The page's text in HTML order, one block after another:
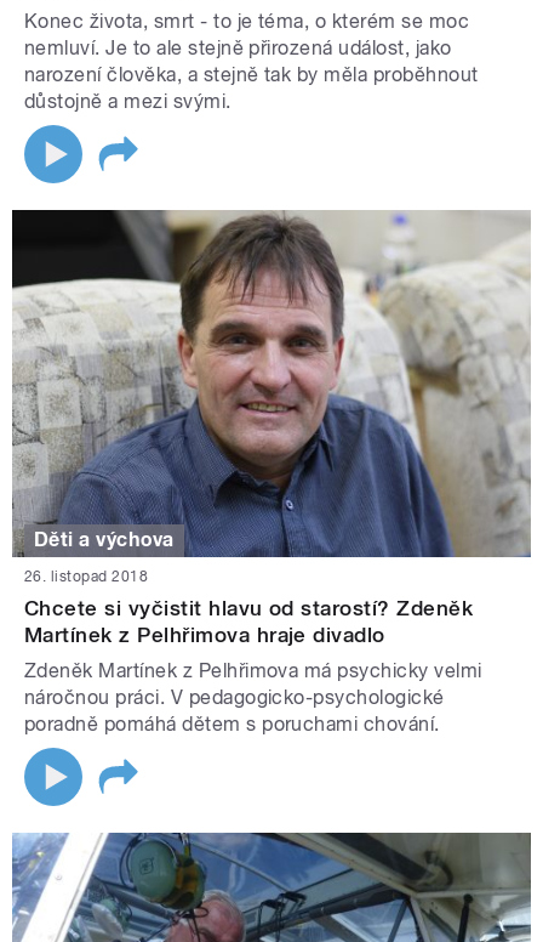
Konec života, smrt - to je téma, o kterém se moc
nemluví. Je to ale stejně přirozená událost, jako
narození člověka, a stejně tak by měla proběhnout
důstojně a mezi svými.
Děti a výchova
26. listopad 2018
Chcete si vyčistit hlavu od starostí? Zdeněk
Martínek z Pelhřimova hraje divadlo
Zdeněk Martínek z Pelhřimova má psychicky velmi
náročnou práci. V pedagogicko-psychologické
poradně pomáhá dětem s poruchami chování.